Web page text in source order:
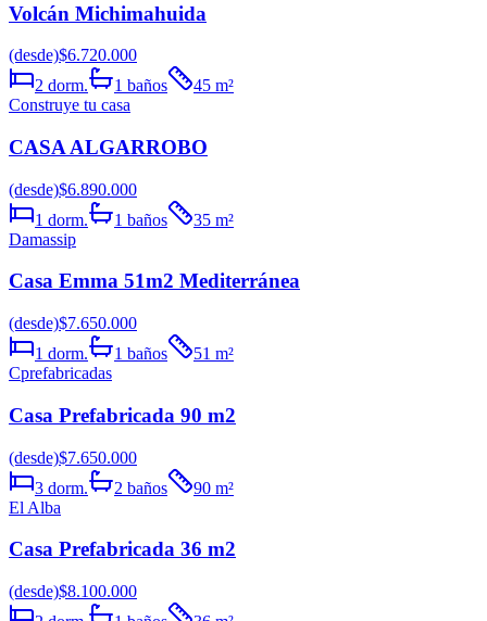
Volcán Michimahuida
(desde)$6.720.000
2 dorm. 1 baños 45 m²
Construye tu casa
CASA ALGARROBO
(desde)$6.890.000
1 dorm. 1 baños 35 m²
Damassip
Casa Emma 51m2 Mediterránea
(desde)$7.650.000
1 dorm. 1 baños 51 m²
Cprefabricadas
Casa Prefabricada 90 m2
(desde)$7.650.000
3 dorm. 2 baños 90 m²
El Alba
Casa Prefabricada 36 m2
(desde)$8.100.000